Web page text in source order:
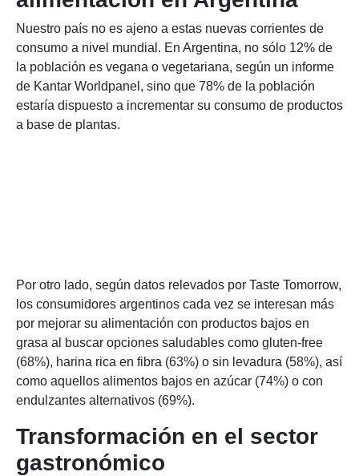
Nuestro país no es ajeno a estas nuevas corrientes de
consumo a nivel mundial. En Argentina, no sólo 12% de
la población es vegana o vegetariana, según un informe
de Kantar Worldpanel, sino que 78% de la población
estaría dispuesto a incrementar su consumo de productos
a base de plantas.
Por otro lado, según datos relevados por Taste Tomorrow,
los consumidores argentinos cada vez se interesan más
por mejorar su alimentación con productos bajos en
grasa al buscar opciones saludables como gluten-free
(68%), harina rica en fibra (63%) o sin levadura (58%), así
como aquellos alimentos bajos en azúcar (74%) o con
endulzantes alternativos (69%).
Transformación en el sector
gastronómico